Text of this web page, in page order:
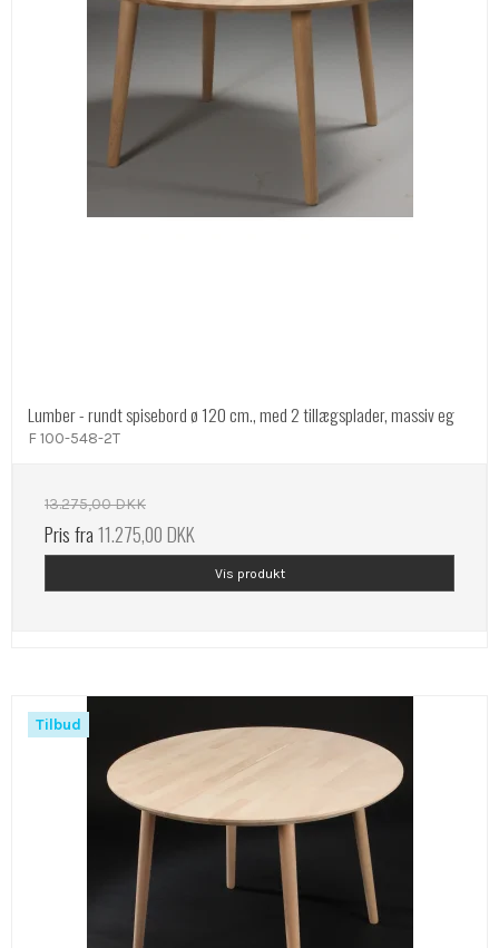
Lumber - rundt spisebord ø 120 cm., med 2 tillægsplader, massiv eg
F 100-548-2T
13.275,00 DKK
Pris fra11.275,00 DKK
Vis produkt
Tilbud